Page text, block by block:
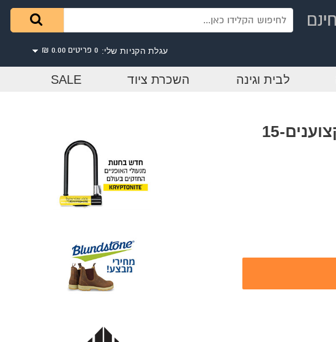
עגלת הקניות שלי: 0 פריטים 0.00 ₪
לבית וגינה השכרת ציוד SALE
סולם אלומיניום יחיד מתקפל מקצוענים-15